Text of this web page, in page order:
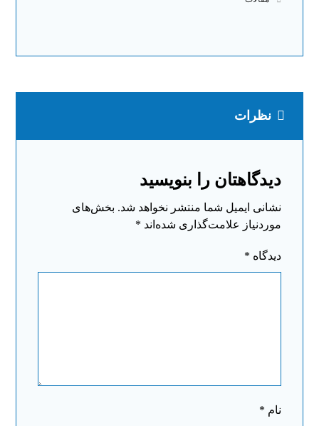
نظرات
دیدگاهتان را بنویسید
نشانی ایمیل شما منتشر نخواهد شد. بخش‌های
موردنیاز علامت‌گذاری شده‌اند *
دیدگاه *
نام *